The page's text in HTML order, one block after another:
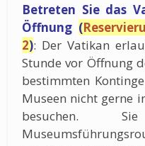
Betreten Sie das
Öffnung (
2): Der Vatikan
Stunde vor Öffnung
bestimmten
Museen nicht gerne
besuchen.